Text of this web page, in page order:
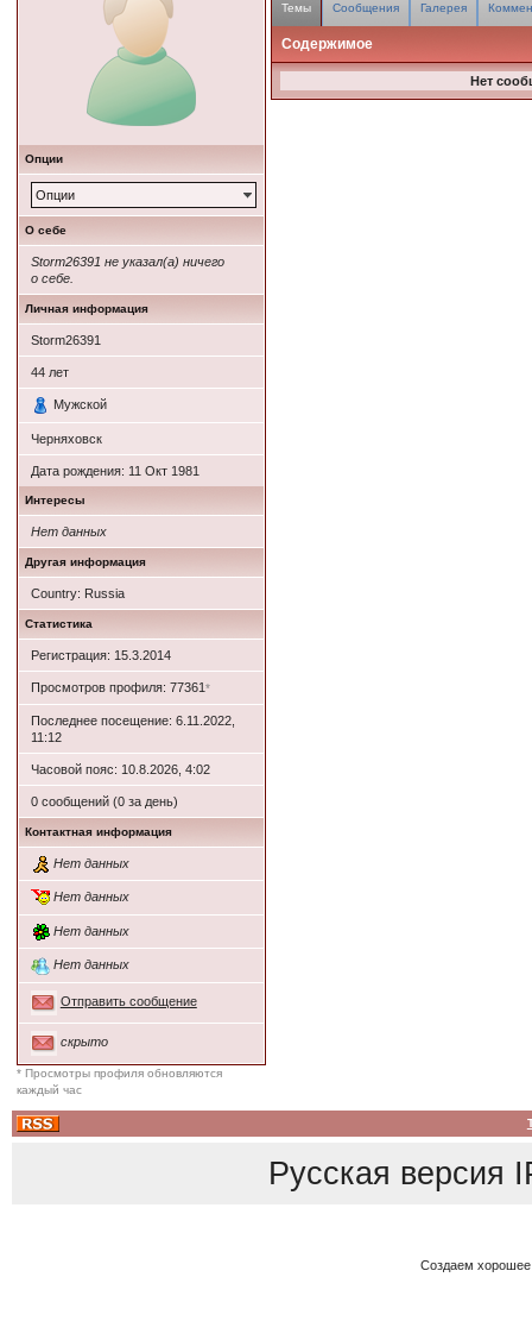
Опции
Опции
О себе
Storm26391 не указал(а) ничего
о себе.
Личная информация
Storm26391
44 лет
Мужской
Черняховск
Дата рождения: 11 Окт 1981
Интересы
Нет данных
Другая информация
Country: Russia
Статистика
Регистрация: 15.3.2014
Просмотров профиля: 77361*
Последнее посещение: 6.11.2022,
11:12
Часовой пояс: 10.8.2026, 4:02
0 сообщений (0 за день)
Контактная информация
Нет данных
Нет данных
Нет данных
Нет данных
Отправить сообщение
скрыто
* Просмотры профиля обновляются
каждый час
Темы Сообщения Галерея
Содержимое
Нет
Русская версия
Создаем